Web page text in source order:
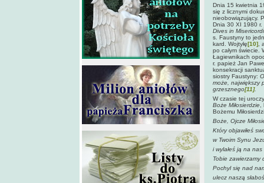
Dnia 15 kwietnia
się z licznymi
nieobowiązujący.
Dnia 30 XI 1980 r.
Dives in
s. Faustyny to
kard. Wojtyłę[10],
po całym świecie.
Łagiewnikach
r. papież Jan
konsekracji
siostry Faustyny:
może, największy
grzesznego[11].
W czasie tej
Boże Miłosierdzie,
Bożemu
Boże, Ojcze
Który objawiłeś
w Twoim Synu
i wylałeś ją na
Tobie zawierzamy
Pochyl się nad
ulecz naszą